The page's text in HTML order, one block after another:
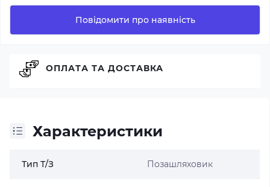
Повідомити про наявність
Характеристики
Тип Т/З Позашляховик
ОПЛАТА ТА ДОСТАВКА